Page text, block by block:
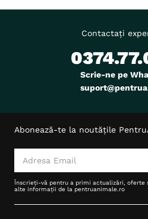
Contactați
Scrie-ne pe
Abonează-te la noutățile
Înscrieți-vă pentru a primi actualizări, oferte
alte informații de la pentruanimale.ro